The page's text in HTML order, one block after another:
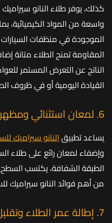
كذلك،يوفر طلاء النانو
واسعة من المواد الكيميائية،
الموجودة في منظفات
المقاومة تمنح الطلاء متانة
الناتج عن التعرض المستمر
القيادة اليومية أو في ظروف
6. لمعان استثنائي ومظهر متألق
يساعد تطبيقالنانو سيراميك
وإضفاء لمعان رائع على طلاء
الطبقة الشفافة، يكتسب السطح
من أهم فوائد النانو سيراميك
7. إطالة عمر الطلاء وتقليل الحاجة إلى الصيانة